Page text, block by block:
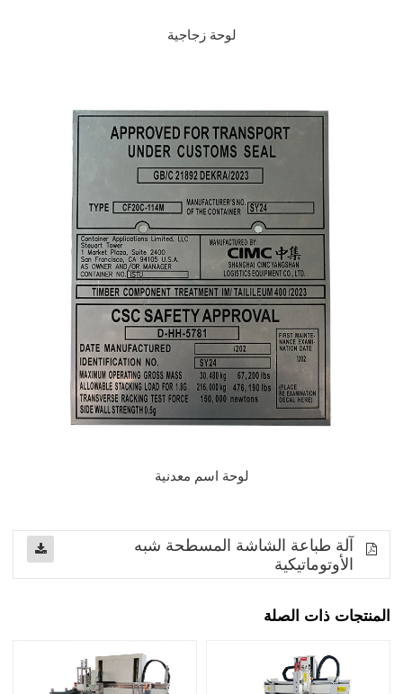
لوحة زجاجية
لوحة اسم معدنية
آلة طباعة الشاشة المسطحة شبه
الأوتوماتيكية
المنتجات ذات الصلة